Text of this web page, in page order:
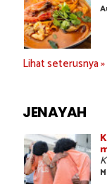
Lihat seterusnya »
JENAYAH